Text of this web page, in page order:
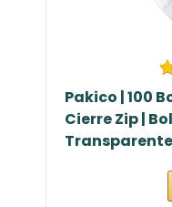
Pakico | 100
Cierre Zip |